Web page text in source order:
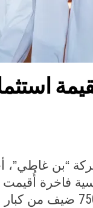
مصر العربية، الاثنين 28
فاخرة أُقيمت
ضيف من كبار